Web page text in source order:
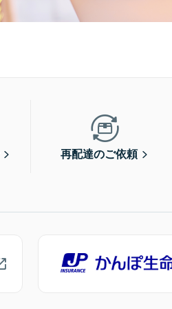
再配達のご依頼